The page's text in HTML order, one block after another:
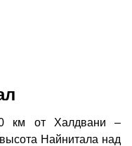
км от Халдвани –
Найнитала над